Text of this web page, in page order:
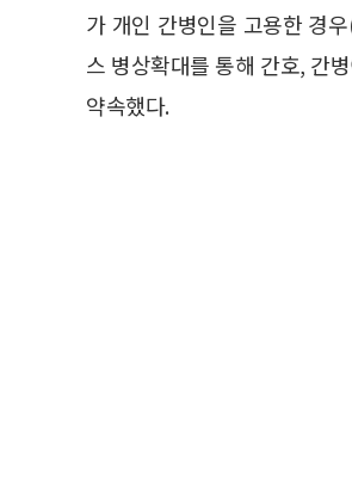
가 개인 간병인을 고용한 경
스 병상확대를 통해 간호, 간
약속했다.